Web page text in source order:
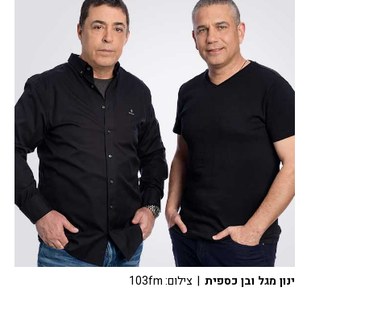
ינון מגל ובן כספית | צילום: 103fm